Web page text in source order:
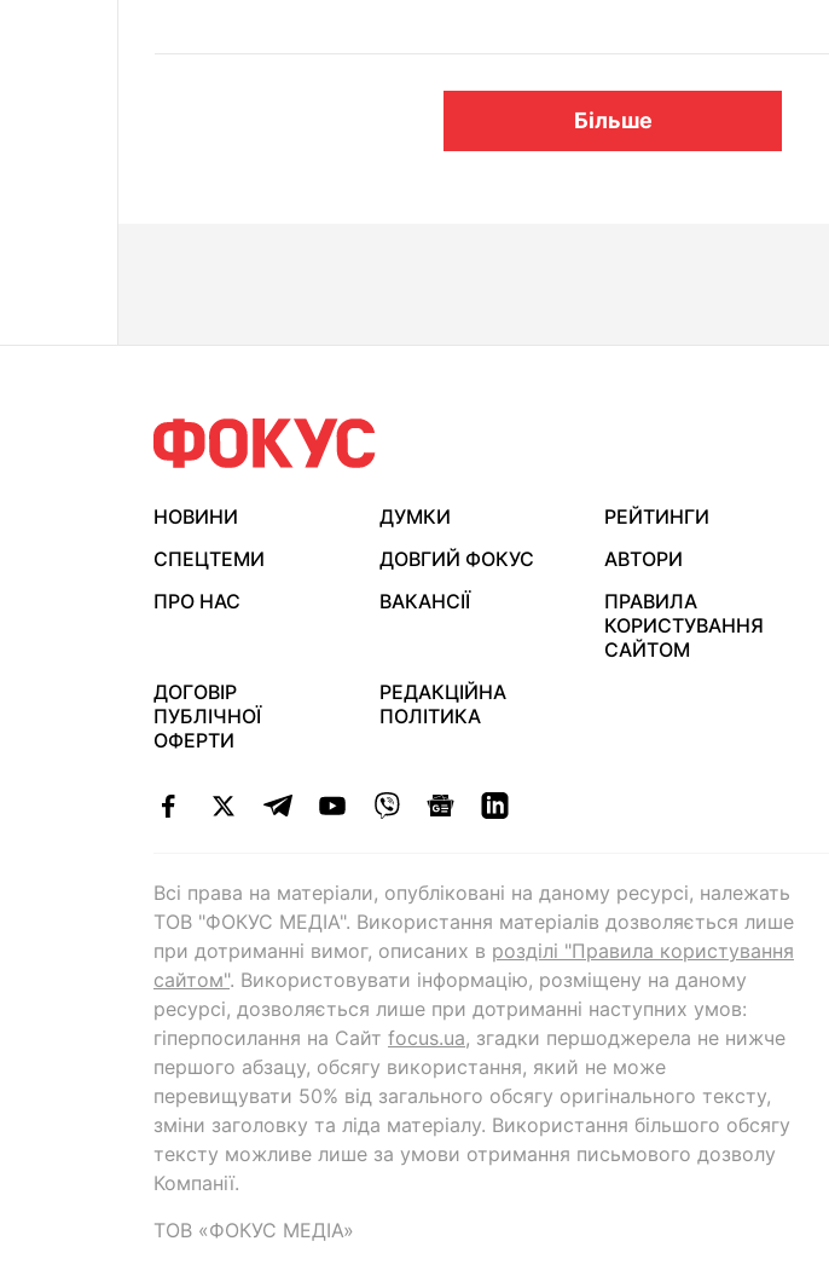
Більше
НОВИНИ ДУМКИ
РЕЙТИНГИ
СПЕЦТЕМИ
ДОВГИЙ ФОКУС
АВТОРИ
ПРО НАС
ВАКАНСІЇ
ПРАВИЛА
КОРИСТУВАННЯ
САЙТОМ
ДОГОВІР
ПУБЛІЧНОЇ
ОФЕРТИ
РЕДАКЦІЙНА
ПОЛІТИКА
Всі права на матеріали, опубліковані на даному ресурсі, належать
ТОВ "ФОКУС МЕДІА". Використання матеріалів дозволяється лише
при дотриманні вимог, описаних в розділі "Правила користування
сайтом". Використовувати інформацію, розміщену на даному
ресурсі, дозволяється лише при дотриманні наступних умов:
гіперпосилання на Cайт focus.ua, згадки першоджерела не нижче
першого абзацу, обсягу використання, який не може
перевищувати 50% від загального обсягу оригінального тексту,
зміни заголовку та ліда матеріалу. Використання більшого обсягу
тексту можливе лише за умови отримання письмового дозволу
Компанії.
ТОВ «ФОКУС МЕДІА»